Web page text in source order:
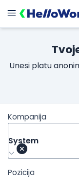
Unesi platu
Kompanija
System
Pozicija